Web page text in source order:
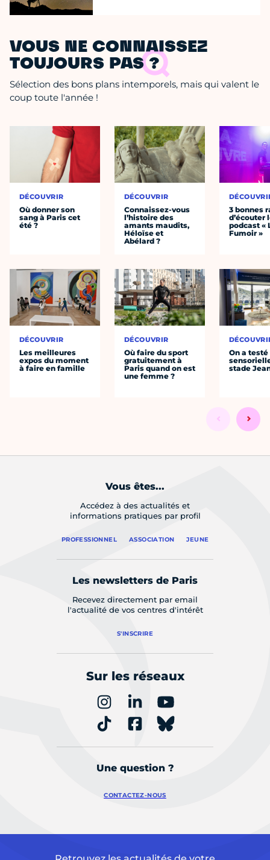
VOUS NE CONNAISSEZ
TOUJOURS PAS ?
Sélection des bons plans intemporels, mais qui valent le
coup toute l'année !
DÉCOUVRIR
Où donner son
sang à Paris cet
été ?
DÉCOUVRIR
Les meilleures
expos du moment
à faire en famille
DÉCOUVRIR
Connaissez-vous
l’histoire des
amants maudits,
Héloïse et
Abélard ?
DÉCOUVRIR
Où faire du sport
gratuitement à
Paris quand on est
une femme ?
3 bonnes
d’écouter
podcast «
Fumoir »
On a
stade
Vous êtes...
Accédez à des actualités et
informations pratiques par profil
PROFESSIONNEL ASSOCIATION JEUNE
Les newsletters de Paris
Recevez directement par email
l'actualité de vos centres d'intérêt
S'INSCRIRE
Sur les réseaux
Une question ?
CONTACTEZ-NOUS